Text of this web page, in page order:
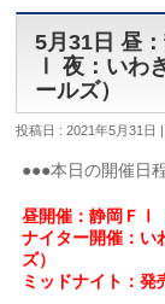
5月31日 昼
Ⅰ 夜：いわ
ールズ）
投稿日 : 2021年5月31日
●●●本日の開催日
昼開催：静岡ＦⅠ
ナイター開催：
ズ）
ミッドナイト：発